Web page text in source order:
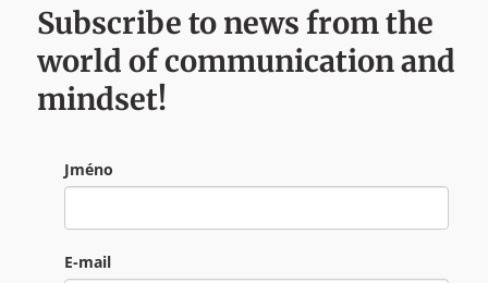
Subscribe to news from the
world of communication and
mindset!
Jméno
E-mail